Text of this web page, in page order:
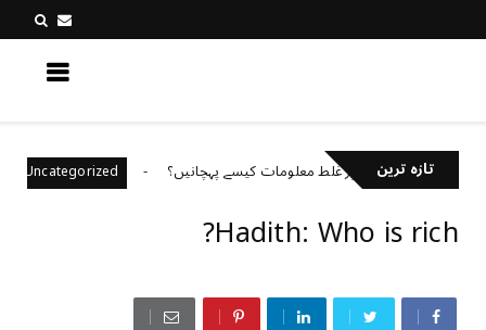
تازہ ترین
سوشل میڈیا پر غلط معلومات کیسے پہچانیں؟ Uncategorized
Hadith: Who is rich?